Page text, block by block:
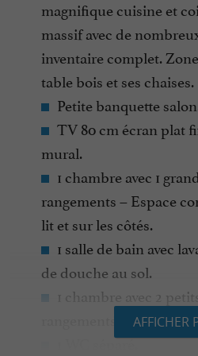
magnifique cuisine et
massif avec de
inventaire complet.
table bois et ses chaises.
Petite banquette
TV 80 cm écran plat
mural.
1 chambre avec 1
rangements – Espace
lit et sur les côtés.
1 salle de bain avec
de douche au sol.
1 chambre avec 2
1 WC séparé.
AFFICHER